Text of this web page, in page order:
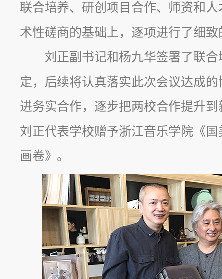
联合培养、研创项目合作、师资和
术性磋商的基础上，逐项进行了细致
刘正副书记和杨九华签署了联
定，后续将认真落实此次会议达成
进务实合作，逐步把两校合作提升
刘正代表学校赠予浙江音乐学院《
画卷》。